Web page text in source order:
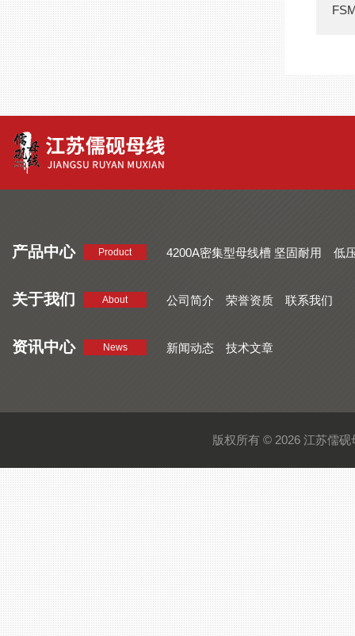
产品中心 Product 4200A密集型母线槽 坚固耐用
低
关于我们 About 公司简介 荣誉资质 联系我们
资讯中心 News 新闻动态 技术文章
版权所有 © 2026 江苏儒